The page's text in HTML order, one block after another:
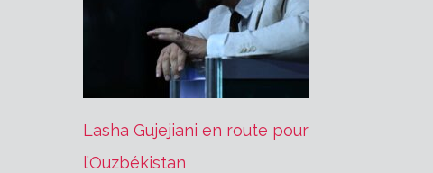
Lasha Gujejiani en route pour
l’Ouzbékistan